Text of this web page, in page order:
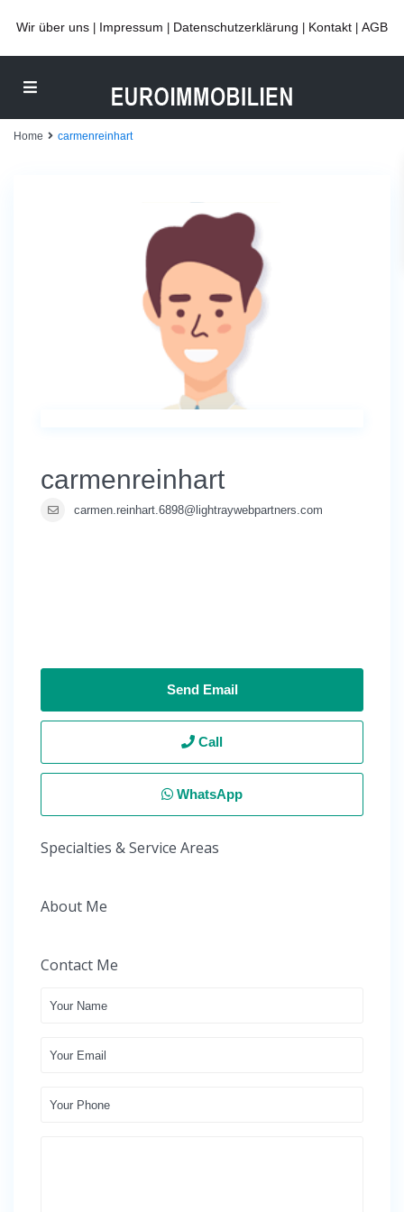
Wir über uns Impressum Datenschutzerklärung Kontakt AGB
Home carmenreinhart
carmenreinhart
carmen.reinhart.6898@lightraywebpartners.com
Send Email
Call
WhatsApp
Specialties & Service Areas
About Me
Contact Me